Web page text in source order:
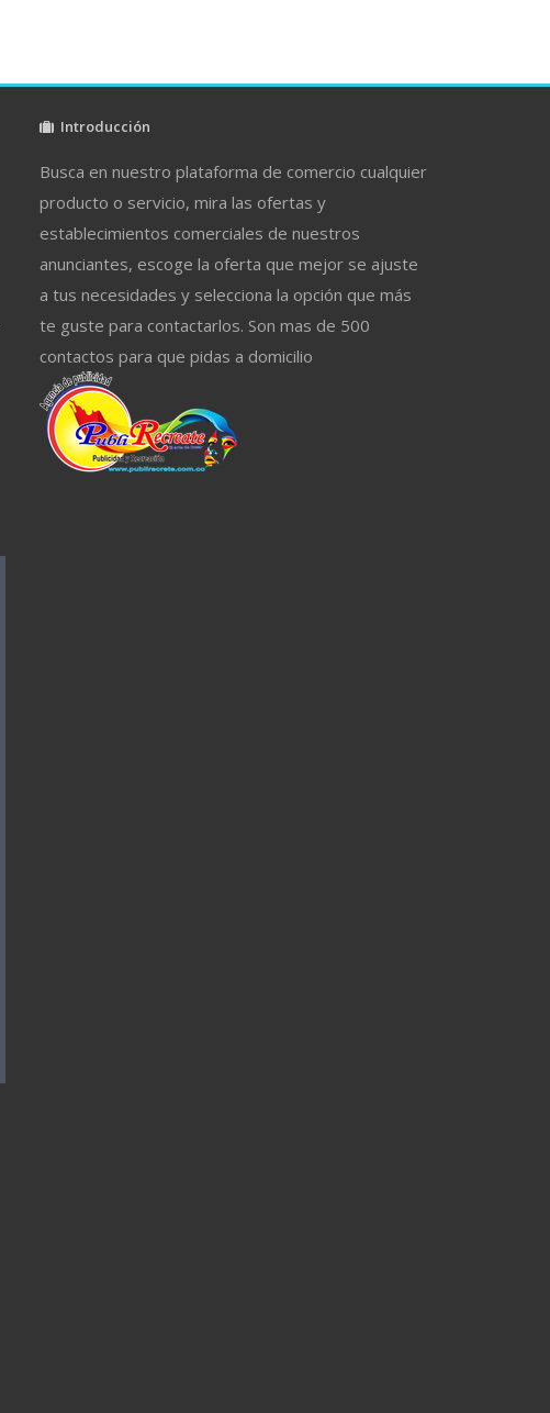
Introducción
Busca en nuestro plataforma de comercio cualquier
producto o servicio, mira las ofertas y
establecimientos comerciales de nuestros
anunciantes, escoge la oferta que mejor se ajuste
a tus necesidades y selecciona la opción que más
te guste para contactarlos. Son mas de 500
contactos para que pidas a domicilio